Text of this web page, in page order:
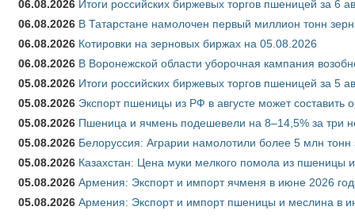
06.08.2026 Итоги российских биржевых торгов пшеницей за 6
06.08.2026 В Татарстане намолочен первый миллион тонн
06.08.2026 Котировки на зерновых биржах на 05.08.2026
06.08.2026 В Воронежской области уборочная кампания
05.08.2026 Итоги российских биржевых торгов пшеницей за 5
05.08.2026 Экспорт пшеницы из РФ в августе может составить
05.08.2026 Пшеница и ячмень подешевели на 8–14,5% за три
05.08.2026 Белоруссия: Аграрии намолотили более 5 млн тонн
05.08.2026 Казахстан: Цена муки мелкого помола из пшеницы
05.08.2026 Армения: Экспорт и импорт ячменя в июне 2026
05.08.2026 Армения: Экспорт и импорт пшеницы и меслина в